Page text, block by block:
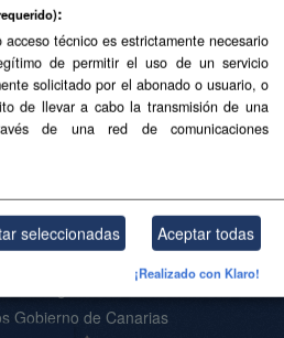
de islas y municipios. Los
de carácter oficial.
a este registro utilizando los
Gobierno de Canarias
acceso técnico es estrictamente necesario
de permitir el uso de un servicio
solicitado por el abonado o usuario, o
de llevar a cabo la transmisión de una
de una red de comunicaciones
seleccionadas Aceptar todas
¡Realizado con Klaro!